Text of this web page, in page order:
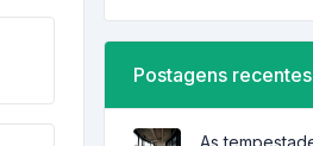
Postagens recentes